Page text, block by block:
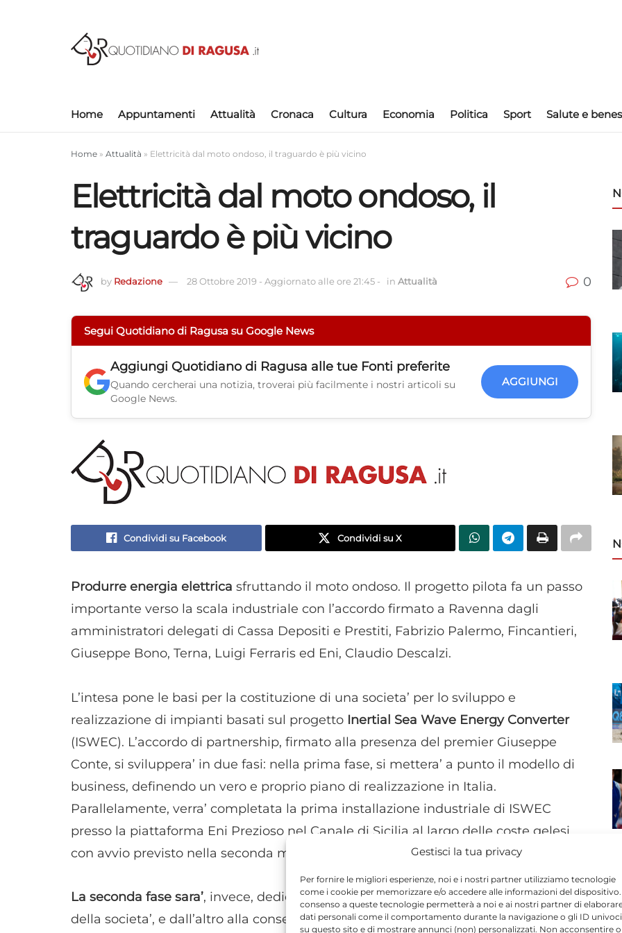
Gestisci la tua privacy
Per fornire le migliori esperienze, noi e i nostri partner utilizziamo tecnologie
come i cookie per memorizzare e/o accedere alle informazioni del
consenso a queste tecnologie permetterà a noi e ai nostri partner di
dati personali come il comportamento durante la navigazione o gli ID univoci
su questo sito e di mostrare annunci (non) personalizzati. Non acconsentire o
Home Appuntamenti Attualità Cronaca Cultura Economia Politica Sport Salute e
Home » Attualità » Elettricità dal moto ondoso, il traguardo è più vicino
Elettricità dal moto ondoso, il
traguardo è più vicino
by Redazione 28 Ottobre 2019 - Aggiornato alle ore 21:45 - in Attualità 0
Segui Quotidiano di Ragusa su Google News
Aggiungi Quotidiano di Ragusa alle tue Fonti preferite
Quando cercherai una notizia, troverai più facilmente i nostri articoli su
Google News.
AGGIUNGI
Condividi su Facebook Condividi su X
Produrre energia elettrica sfruttando il moto ondoso. Il progetto pilota fa un passo
importante verso la scala industriale con l’accordo firmato a Ravenna dagli
amministratori delegati di Cassa Depositi e Prestiti, Fabrizio Palermo, Fincantieri,
Giuseppe Bono, Terna, Luigi Ferraris ed Eni, Claudio Descalzi.
L’intesa pone le basi per la costituzione di una societa’ per lo sviluppo e
realizzazione di impianti basati sul progetto Inertial Sea Wave Energy Converter
(ISWEC). L’accordo di partnership, firmato alla presenza del premier Giuseppe
Conte, si sviluppera’ in due fasi: nella prima fase, si mettera’ a punto il modello di
business, definendo un vero e proprio piano di realizzazione in Italia.
Parallelamente, verra’ completata la prima installazione industriale di ISWEC
presso la piattaforma Eni Prezioso nel Canale di Sicilia al largo delle coste gelesi,
con avvio previsto nella seconda meta’ del 2020.
La seconda fase sara’, invece, dedicata da un lato alla vera e propria costituzione
della societa’, e dall’altro alla conseguente esecuzione del piano di realizzazione e